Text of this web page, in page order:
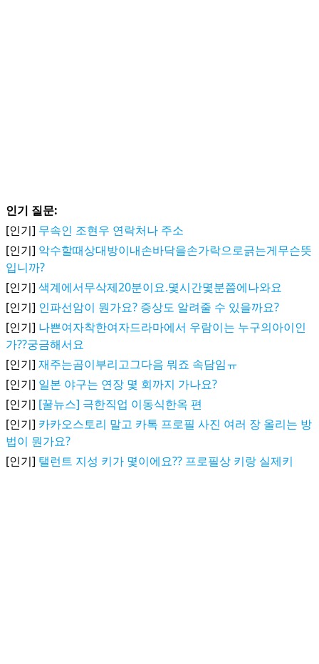
인기 질문:
[인기] 무속인 조현우 연락처나 주소
[인기] 악수할때상대방이내손바닥을손가락으로긁는게무슨뜻
입니까?
[인기] 색계에서무삭제20분이요.몇시간몇분쯤에나와요
[인기] 인파선암이 뭔가요? 증상도 알려줄 수 있을까요?
[인기] 나쁜여자착한여자드라마에서 우람이는 누구의아이인
가??궁금해서요
[인기] 재주는곰이부리고그다음 뭐죠 속담임ㅠ
[인기] 일본 야구는 연장 몇 회까지 가나요?
[인기] [꿀뉴스] 극한직업 이동식한옥 편
[인기] 카카오스토리 말고 카톡 프로필 사진 여러 장 올리는 방
법이 뭔가요?
[인기] 탤런트 지성 키가 몇이에요?? 프로필상 키랑 실제키